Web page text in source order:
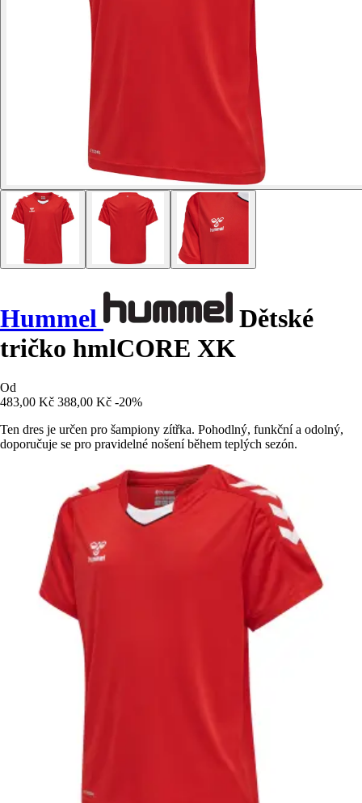
Hummel
Dětské
tričko hmlCORE XK
Od
483,00 Kč 388,00 Kč -20%
Ten dres je určen pro šampiony zítřka. Pohodlný, funkční a odolný,
doporučuje se pro pravidelné nošení během teplých sezón.